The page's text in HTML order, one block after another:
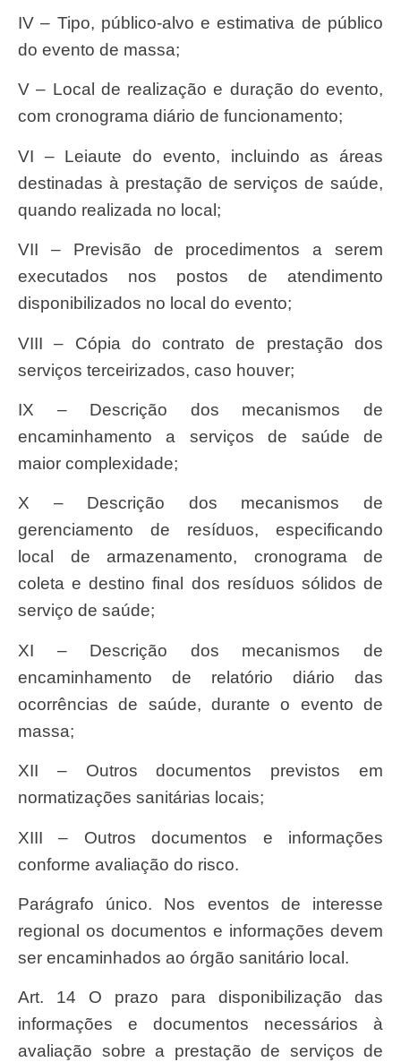
IV – Tipo, público-alvo e estimativa de público
do evento de massa;
V – Local de realização e duração do evento,
com cronograma diário de funcionamento;
VI – Leiaute do evento, incluindo as áreas
destinadas à prestação de serviços de saúde,
quando realizada no local;
VII – Previsão de procedimentos a serem
executados nos postos de atendimento
disponibilizados no local do evento;
VIII – Cópia do contrato de prestação dos
serviços terceirizados, caso houver;
IX – Descrição dos mecanismos de
encaminhamento a serviços de saúde de
maior complexidade;
X – Descrição dos mecanismos de
gerenciamento de resíduos, especificando
local de armazenamento, cronograma de
coleta e destino final dos resíduos sólidos de
serviço de saúde;
XI – Descrição dos mecanismos de
encaminhamento de relatório diário das
ocorrências de saúde, durante o evento de
massa;
XII – Outros documentos previstos em
normatizações sanitárias locais;
XIII – Outros documentos e informações
conforme avaliação do risco.
Parágrafo único. Nos eventos de interesse
regional os documentos e informações devem
ser encaminhados ao órgão sanitário local.
Art. 14 O prazo para disponibilização das
informações e documentos necessários à
avaliação sobre a prestação de serviços de